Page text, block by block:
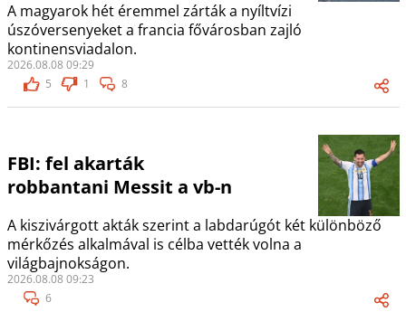
A magyarok hét éremmel zárták a nyíltvízi
úszóversenyeket a francia fővárosban zajló
kontinensviadalon.
2026.08.08 09:29
5
1 8
FBI: fel akarták
robbantani Messit a vb-n
A kiszivárgott akták szerint a labdarúgót két különböző
mérkőzés alkalmával is célba vették volna a
világbajnokságon.
2026.08.08 09:23
6